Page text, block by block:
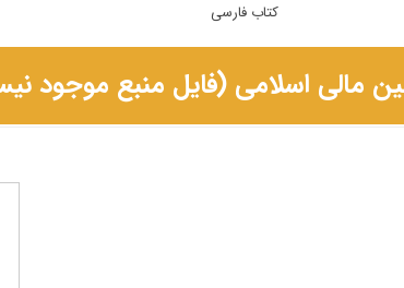
کتاب فارسی
مالی اسلامی (فایل منبع موجود